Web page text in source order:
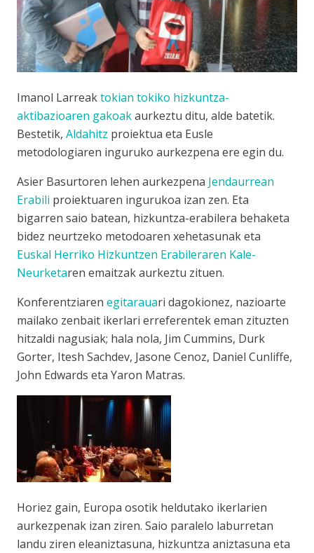
Imanol Larreaktokian tokiko hizkuntza-
aktibazioaren gakoakaurkeztu ditu, alde batetik.
Bestetik, Aldahitz proiektua eta Eusle
metodologiaren inguruko aurkezpena ere egin du.
Asier Basurtoren lehen aurkezpena Jendaurrean
Erabili proiektuaren ingurukoa izan zen. Eta
bigarren saio batean, hizkuntza-erabilera behaketa
bidez neurtzeko metodoaren xehetasunak eta
Euskal Herriko Hizkuntzen Erabileraren Kale-
Neurketaren emaitzak aurkeztu zituen.
Konferentziaren egitarauari dagokionez, nazioarte
mailako zenbait ikerlari erreferentek eman zituzten
hitzaldi nagusiak; hala nola, Jim Cummins, Durk
Gorter, Itesh Sachdev, Jasone Cenoz, Daniel Cunliffe,
John Edwards eta Yaron Matras.
Horiez gain, Europa osotik heldutako ikerlarien
aurkezpenak izan ziren. Saio paralelo laburretan
landu ziren eleaniztasuna, hizkuntza aniztasuna eta